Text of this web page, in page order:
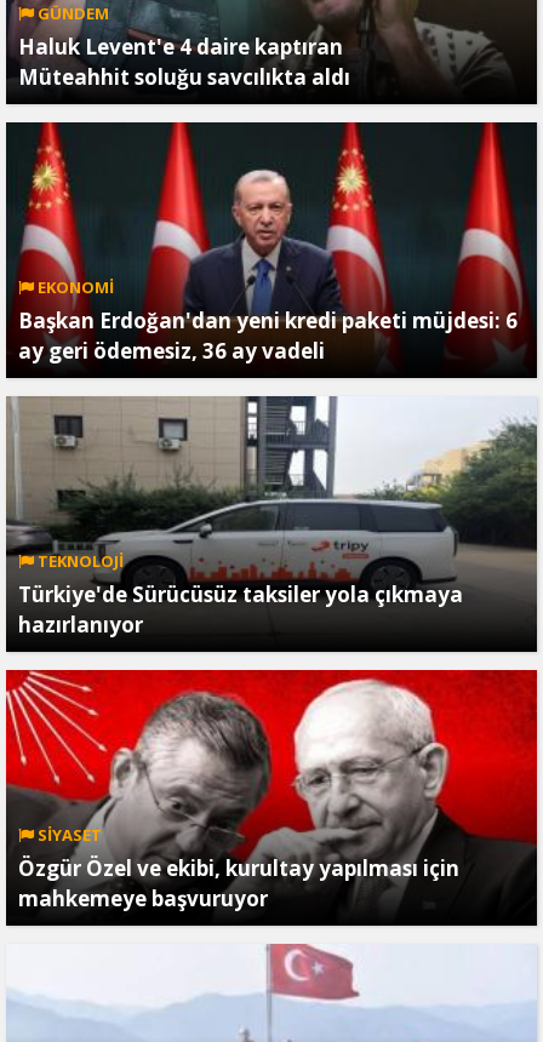
GÜNDEM
Haluk Levent'e 4 daire kaptıran
Müteahhit soluğu savcılıkta aldı
EKONOMİ
Başkan Erdoğan'dan yeni kredi paketi müjdesi: 6
ay geri ödemesiz, 36 ay vadeli
TEKNOLOJİ
Türkiye'de Sürücüsüz taksiler yola çıkmaya
hazırlanıyor
SİYASET
Özgür Özel ve ekibi, kurultay yapılması için
mahkemeye başvuruyor